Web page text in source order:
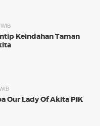
Keindahan Taman
Our Lady Of Akita PIK